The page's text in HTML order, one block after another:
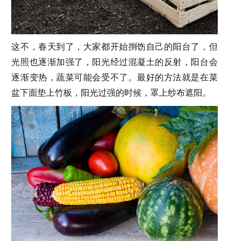
这不，春天到了，大家都开始捯饬自己的阳台了，但
光照也逐渐加强了，阳光经过混凝土的反射，阳台会
逐渐变热，蔬菜可能会受不了。最好的方法就是在菜
盆下面垫上竹板，阳光过强的时候，罩上纱布遮阳。